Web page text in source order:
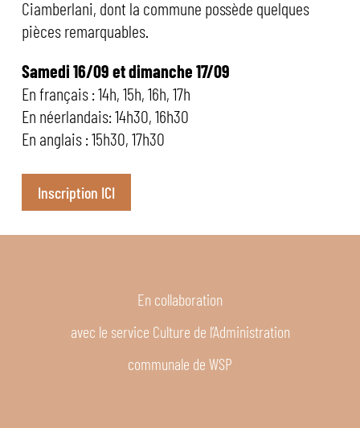
Ciamberlani, dont la commune possède quelques
pièces remarquables.
Samedi 16/09 et dimanche 17/09
En français : 14h, 15h, 16h, 17h
En néerlandais: 14h30, 16h30
En anglais : 15h30, 17h30
Inscription ICI
En collaboration
avec le service Culture de l’Administration
communale de WSP